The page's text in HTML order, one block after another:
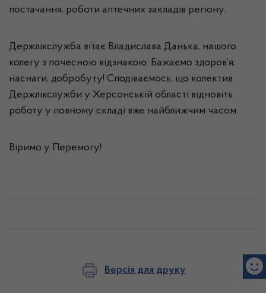
постачання, роботи аптечних закладів регіону.
Держлікслужба вітає Владислава Данька, нашого
колегу з почесною відзнакою. Бажаємо здоров’я,
наснаги, добробуту! Сподіваємось, що колектив
Держлікслужби у Херсонській області відновіть
роботу у повному складі вже найближчим часом.
Віримо у Перемогу!
Версія для друку